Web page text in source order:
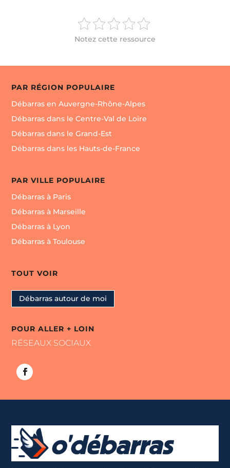
Notez cette ressource
PAR RÉGION POPULAIRE
Débarras en Auvergne-Rhône-Alpes
Débarras dans le Centre-Val de Loire
Débarras dans le Grand-Est
Débarras dans les Hauts-de-France
PAR VILLE POPULAIRE
Débarras à Paris
Débarras à Marseille
Débarras à Lyon
Débarras à Toulouse
TOUT VOIR
Débarras autour de moi
POUR ALLER + LOIN
RÉSEAUX SOCIAUX